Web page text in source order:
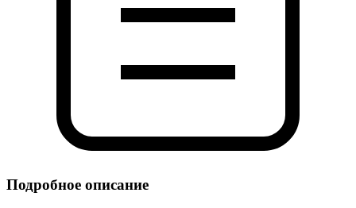
Подробное описание